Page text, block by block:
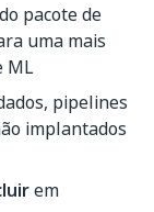
pacote de
uma mais
ML
pipelines
implantados
em